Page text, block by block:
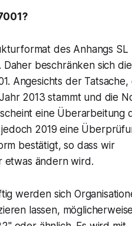
des Anhangs SL
beschränken sich die
Angesichts der Tatsache,
2013 stammt und die
eine Überarbeitung
jedoch 2019 eine
bestätigt, so dass wir
etwas ändern wird.
werden sich
lassen,